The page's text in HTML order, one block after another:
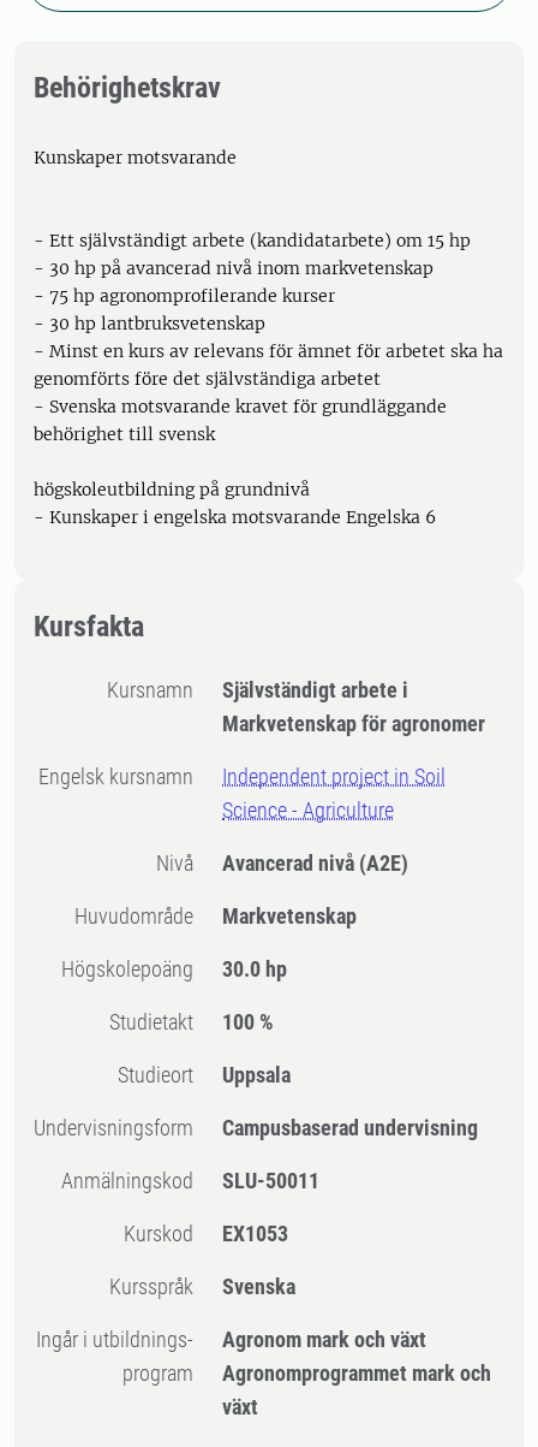
Behörighetskrav
Kunskaper motsvarande
- Ett självständigt arbete (kandidatarbete) om 15 hp
- 30 hp på avancerad nivå inom markvetenskap
- 75 hp agronomprofilerande kurser
- 30 hp lantbruksvetenskap
- Minst en kurs av relevans för ämnet för arbetet ska ha
genomförts före det självständiga arbetet
- Svenska motsvarande kravet för grundläggande
behörighet till svensk
högskoleutbildning på grundnivå
- Kunskaper i engelska motsvarande Engelska 6
Kursfakta
Kursnamn
Självständigt arbete i
Markvetenskap för agronomer
Engelsk kursnamn
Independent project in Soil
Science - Agriculture
Nivå Avancerad nivå (A2E)
Huvudområde Markvetenskap
högskolepoäng 30.0 hp
Studietakt 100 %
Studieort Uppsala
Undervisningsform Campusbaserad undervisning
Anmälningskod SLU-50011
Kurskod EX1053
Kursspråk Svenska
Ingår i utbildnings-
program
Agronom mark och växt
Agronomprogrammet mark och
växt